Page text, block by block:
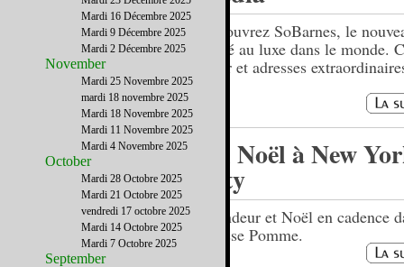
Découvrez SoBarnes, le
dédié au luxe dans le monde.
cœur et adresses
Un Noël à New
City
Grandeur et Noël en cadence
Grosse Pomme.
Mardi 16 Décembre 2025
Mardi 9 Décembre 2025
Mardi 2 Décembre 2025
November
Mardi 25 Novembre 2025
mardi 18 novembre 2025
Mardi 18 Novembre 2025
Mardi 11 Novembre 2025
Mardi 4 Novembre 2025
October
Mardi 28 Octobre 2025
Mardi 21 Octobre 2025
vendredi 17 octobre 2025
Mardi 14 Octobre 2025
Mardi 7 Octobre 2025
September